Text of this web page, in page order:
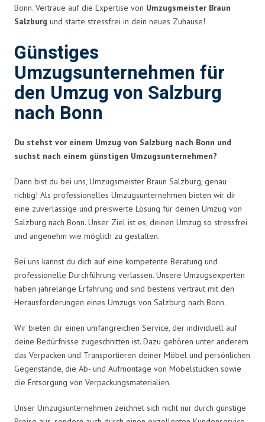
Bonn. Vertraue auf die Expertise von Umzugsmeister Braun
Salzburg und starte stressfrei in dein neues Zuhause!
Günstiges
Umzugsunternehmen für
den Umzug von Salzburg
nach Bonn
Du stehst vor einem Umzug von Salzburg nach Bonn und
suchst nach einem günstigen Umzugsunternehmen?
Dann bist du bei uns, Umzugsmeister Braun Salzburg, genau
richtig! Als professionelles Umzugsunternehmen bieten wir dir
eine zuverlässige und preiswerte Lösung für deinen Umzug von
Salzburg nach Bonn. Unser Ziel ist es, deinen Umzug so stressfrei
und angenehm wie möglich zu gestalten.
Bei uns kannst du dich auf eine kompetente Beratung und
professionelle Durchführung verlassen. Unsere Umzugsexperten
haben jahrelange Erfahrung und sind bestens vertraut mit den
Herausforderungen eines Umzugs von Salzburg nach Bonn.
Wir bieten dir einen umfangreichen Service, der individuell auf
deine Bedürfnisse zugeschnitten ist. Dazu gehören unter anderem
das Verpacken und Transportieren deiner Möbel und persönlichen
Gegenstände, die Ab- und Aufmontage von Möbelstücken sowie
die Entsorgung von Verpackungsmaterialien.
Unser Umzugsunternehmen zeichnet sich nicht nur durch günstige